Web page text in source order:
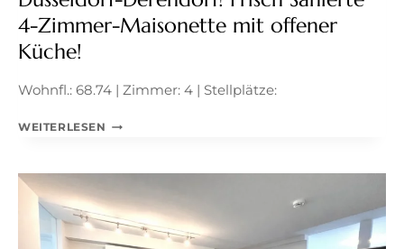
4-Zimmer-Maisonette mit offener
Küche!
Wohnfl.: 68.74 | Zimmer: 4 | Stellplätze:
WEITERLESEN DÜSSELDORF-
SANIERTE
4-
ZIMMER-
MAISONETTE